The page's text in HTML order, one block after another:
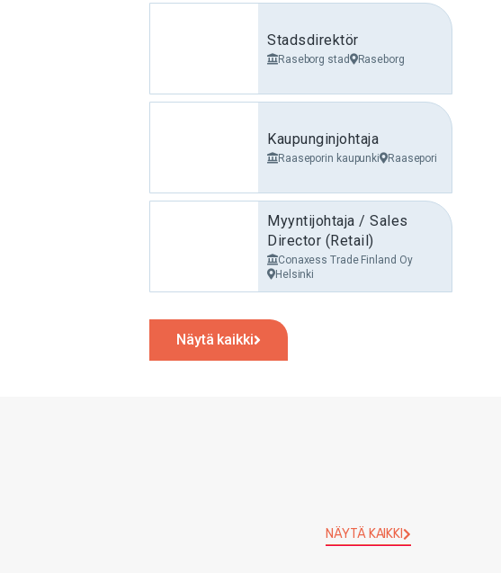
Stadsdirektör
Raseborg stad Raseborg
Kaupunginjohtaja
Raaseporin kaupunki Raasepori
Myyntijohtaja / Sales
Director (Retail)
Conaxess Trade Finland Oy
Helsinki
Näytä kaikki
NÄYTÄ KAIKKI